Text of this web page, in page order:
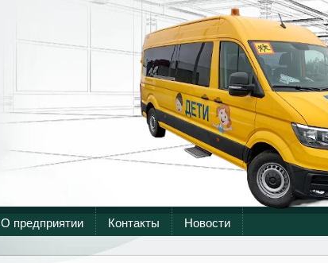
О предприятии Контакты Новости